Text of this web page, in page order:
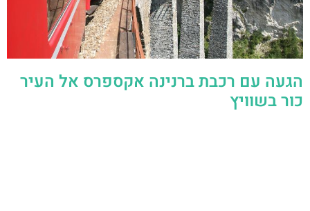
הגעה עם רכבת ברנינה אקספרס אל העיר
כור בשוויץ